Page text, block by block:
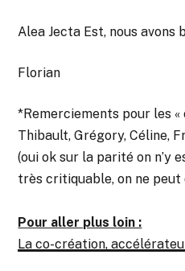
Alea Jecta Est, nous avons
Florian
*Remerciements pour les «
Thibault, Grégory, Céline,
(oui ok sur la parité on n’y
très critiquable, on ne peut
Pour aller plus loin :
La co-création,